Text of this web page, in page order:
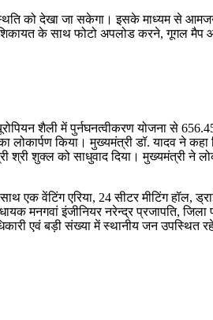
को देखा जा सकेगा। इसके माध्यम से
के साथ फोटो अपलोड करने, गूगल मैप
शैली में पुर्नघनत्वीकरण योजना से
किया। मुख्यमंत्री डॉ. यादव ने कहा
शुक्ल को साधुवाद दिया। मुख्यमंत्री ने
एक वेंटिंग एरिया, 24 सीटर मीटिंग हॉल,
मनगवां इंजीनियर नरेन्द्र प्रजापति,
एवं बड़ी संख्या में स्थानीय जन उपस्थित